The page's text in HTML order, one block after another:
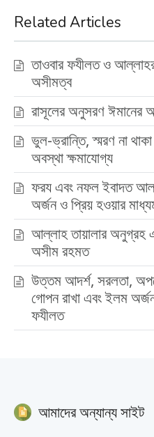
Related Articles
তাওবার ফযীলত ও
অসীমত্ব
রাসূলের অনুসরণ ঈমানের
ভুল-ভ্রান্তি, স্মরণ না
অবস্থা ক্ষমাযোগ্য
ফরয এবং নফল ইবাদত
অর্জন ও প্রিয় হওয়ার
আল্লাহ তায়ালার অনুগ্রহ
অসীম রহমত
উত্তম আদর্শ, সরলতা,
গোপন রাখা এবং ইলম
ফযীলত
আমাদের অন্যান্য সাইট